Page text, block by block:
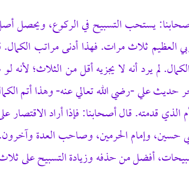
يستحب التسبيح في الركوع، ويحصل
العظيم ثلاث مرات. فهذا أدنى مراتب
لم يرد أنه لا يجزيه أقل من الثلاث؛ لأنه
علي -رضي الله تعالي عنه- وهذا أتم
قدمته. قال أصحابنا: فإذا أراد الاقتصار
حسين، وإمام الحرمين، وصاحب العدة
أفضل من حذفه وزيادة التسبيح على